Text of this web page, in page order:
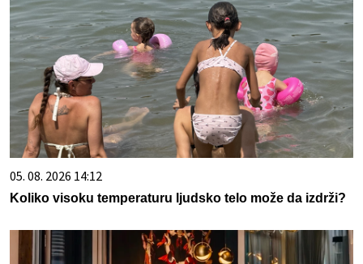
05. 08. 2026 14:12
Koliko visoku temperaturu ljudsko telo može da izdrži?